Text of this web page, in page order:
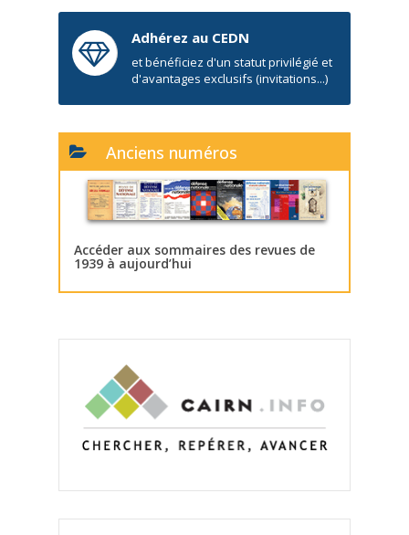
Adhérez au CEDN
et bénéficiez d'un statut privilégié et
d'avantages exclusifs (invitations...)
Anciens numéros
Accéder aux sommaires des revues de
1939 à aujourd’hui